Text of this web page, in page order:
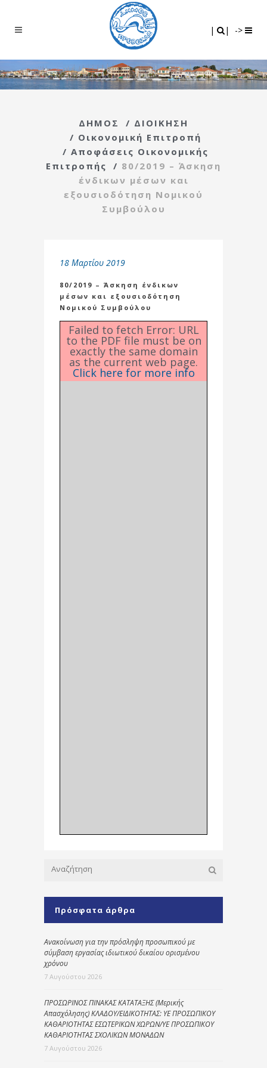
| | ->
ΔΗΜΟΣ / ΔΙΟΙΚΗΣΗ
/ Οικονομική Επιτροπή
/ Αποφάσεις Οικονομικής
Επιτροπής
/ 80/2019 – Άσκηση
ένδικων μέσων και
εξουσιοδότηση Νομικού
Συμβούλου
18 Μαρτίου 2019
80/2019 – Άσκηση ένδικων
μέσων και εξουσιοδότηση
Νομικού Συμβούλου
Failed to fetch Error: URL
to the PDF file must be on
exactly the same domain
as the current web page.
Click here for more info
Πρόσφατα άρθρα
Ανακοίνωση για την πρόσληψη προσωπικού με
σύμβαση εργασίας ιδιωτικού δικαίου ορισμένου
χρόνου
7 Αυγούστου 2026
ΠΡΟΣΩΡΙΝΟΣ ΠΙΝΑΚΑΣ ΚΑΤΑΤΑΞΗΣ (Μερικής
Απασχόλησης) ΚΛΑΔΟΥ/ΕΙΔΙΚΟΤΗΤΑΣ: ΥΕ ΠΡΟΣΩΠΙΚΟΥ
ΚΑΘΑΡΙΟΤΗΤΑΣ ΕΣΩΤΕΡΙΚΩΝ ΧΩΡΩΝ/ΥΕ ΠΡΟΣΩΠΙΚΟΥ
ΚΑΘΑΡΙΟΤΗΤΑΣ ΣΧΟΛΙΚΩΝ ΜΟΝΑΔΩΝ
7 Αυγούστου 2026